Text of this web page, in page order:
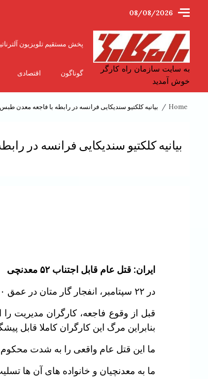
08/08/2026
به سایت سازمان راه کارگر
خوش آمدید
پخش مستقیم تلویزیون
گوناگون اقتصادی
Home بیانیه کلکتیو سندیکایی فرانسه در رابطه با فاجعه معدن طبس
بیانیه کلکتیو سندیکایی فرانسه در
ایران: قتل عام قابل اجتناب ۵۲ معدنچی
در ۲۲ سپتامبر، انفجار گار متان در عمق ۷۰۰ متری در معدن زغال سنگ طبس دستکم ۵۲ نفر را کشت و ۲۰ نفر را هم زخمی کرد.
قبل از وقوع فاجعه، کارگران مدیریت
بنابراین مرگ این کارگران کاملا قابل
ما این قتل عام واقعی را به شدت
ما به معدنچیان و خانواده های آن ها